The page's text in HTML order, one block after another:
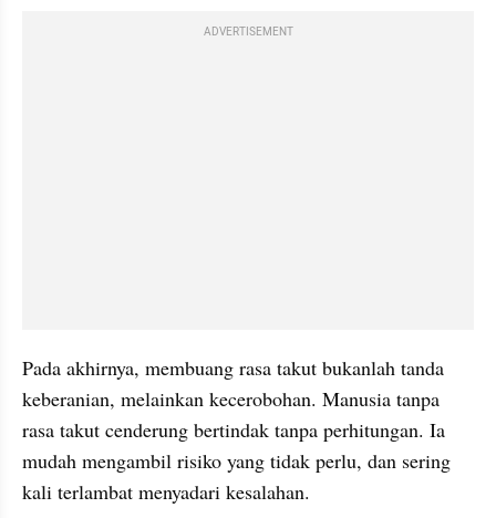
ADVERTISEMENT
Pada akhirnya, membuang rasa takut bukanlah tanda
keberanian, melainkan kecerobohan. Manusia tanpa
rasa takut cenderung bertindak tanpa perhitungan. Ia
mudah mengambil risiko yang tidak perlu, dan sering
kali terlambat menyadari kesalahan.